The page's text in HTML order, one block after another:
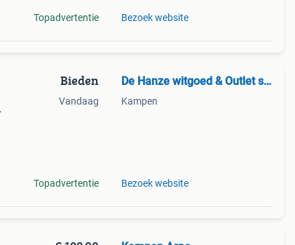
Topadvertentie Bezoek website
Bieden
Vandaag
Topadvertentie
De Hanze witgoed & Outlet store
Kampen
Bezoek website